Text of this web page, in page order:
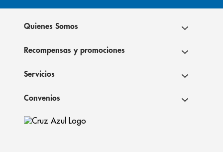
Quienes Somos
Recompensas y promociones
Servicios
Convenios